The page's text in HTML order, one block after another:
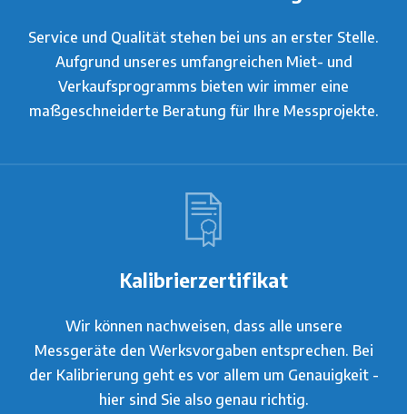
Service und Qualität stehen bei uns an erster Stelle.
Aufgrund unseres umfangreichen Miet- und
Verkaufsprogramms bieten wir immer eine
maßgeschneiderte Beratung für Ihre Messprojekte.
Kalibrierzertifikat
Wir können nachweisen, dass alle unsere
Messgeräte den Werksvorgaben entsprechen. Bei
der Kalibrierung geht es vor allem um Genauigkeit -
hier sind Sie also genau richtig.